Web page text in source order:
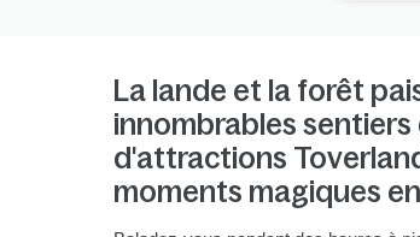
La lande et la forêt
innombrables
d'attractions
moments magiques